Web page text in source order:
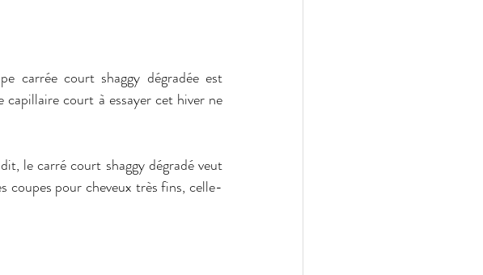
carrée court shaggy dégradée est
capillaire court à essayer cet hiver ne
le carré court shaggy dégradé veut
coupes pour cheveux très fins, celle-